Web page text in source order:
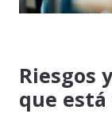
Riesgos
que